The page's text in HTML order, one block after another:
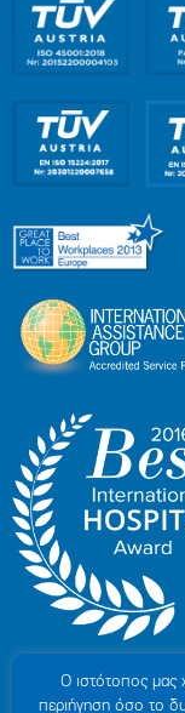
Ο ιστότοπoς μας
περιήγηση όσο το